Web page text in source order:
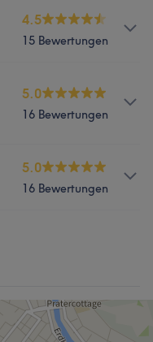
4.5
15 Bewertungen
5.0
16 Bewertungen
5.0
16 Bewertungen